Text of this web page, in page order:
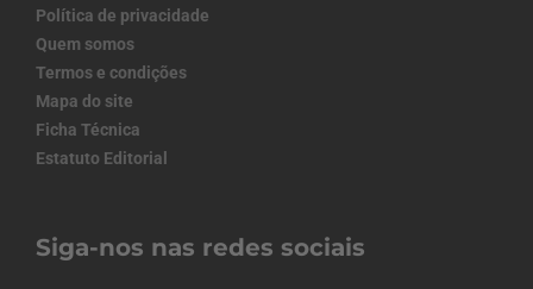
Política de privacidade
Quem somos
Termos e condições
Mapa do site
Ficha Técnica
Estatuto Editorial
Siga-nos nas redes sociais